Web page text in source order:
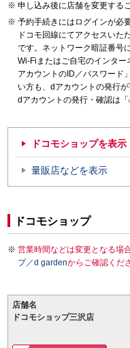
申し込み後に店舗を変更する
予約手続きにはログインが必要
ドコモ回線にてアクセスいた
です。ネットワーク暗証番号
Wi-Fiまたはご自宅のインタ
アカウントのID／パスワード
い方も、dアカウントの発行が
dアカウントの発行・確認は「
ドコモショップを表示
量販店などを表示
ドコモショップ
営業時間などは変更となる場
プ／d gardenからご確認くだ
店舗名
ドコモショップ三沢店